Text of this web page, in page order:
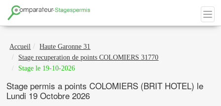
Accueil
Haute Garonne 31
Stage recuperation de points COLOMIERS 31770
Stage le 19-10-2026
Stage permis a points COLOMIERS (BRIT HOTEL) le
Lundi 19 Octobre 2026